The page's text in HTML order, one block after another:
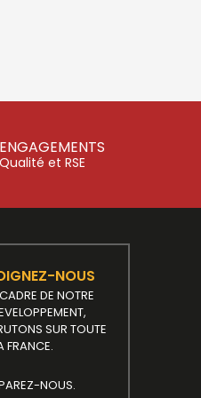
ENGAGEMENTS
Qualité et RSE
NOUS
DE NOTRE
SUR TOUTE
FRANCE.
NOUS.